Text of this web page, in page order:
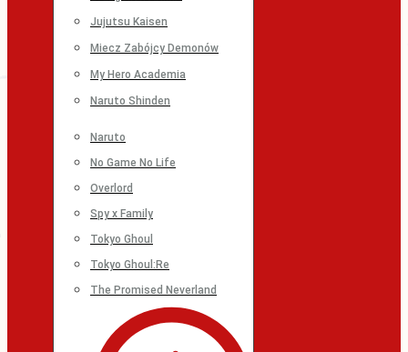
Jujutsu Kaisen
Miecz Zabójcy Demonów
My Hero Academia
Naruto Shinden
Naruto
No Game No Life
Overlord
Spy x Family
Tokyo Ghoul
Tokyo Ghoul:Re
The Promised Neverland